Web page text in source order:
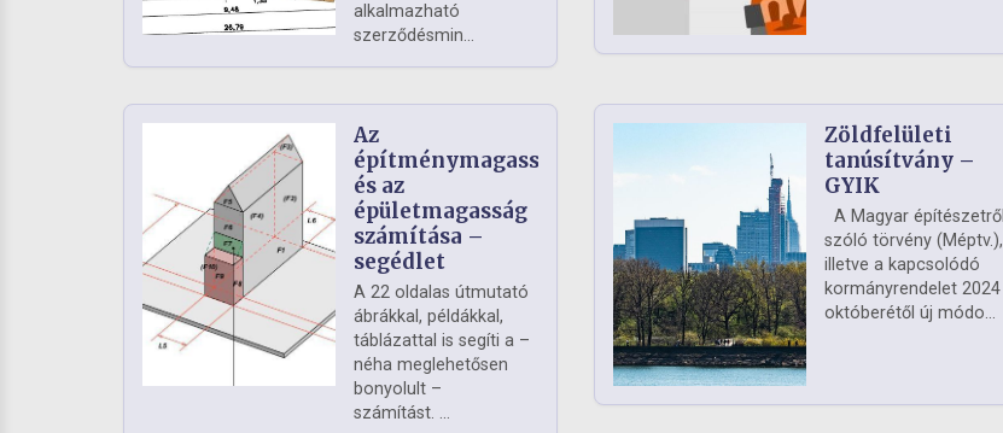
alkalmazható
szerződésmin...
Az
építménymagasság
és az
épületmagasság
számítása –
segédlet
A 22 oldalas útmutató
ábrákkal, példákkal,
táblázattal is segíti a –
néha meglehetősen
bonyolult –
számítást. ...
Zöldfelületi
tanúsítvány –
GYIK
A Magyar építészetről
szóló törvény (Méptv.),
illetve a kapcsolódó
kormányrendelet 2024
októberétől új módo...